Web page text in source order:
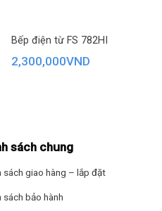
sinh, lau chùi bếp được dễ
Bếp điện từ FS 782HI
2,300,000VND
sách chung
sách giao hàng – lắp đặt
sách bảo hành